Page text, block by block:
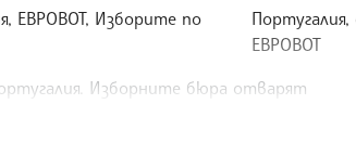
ЕВРОВОТ, Изборите по
Португалия,
ЕВРОВОТ
Изборните бюра отварят